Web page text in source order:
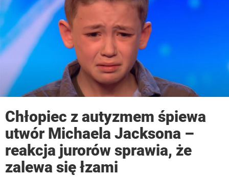
Chłopiec z autyzmem śpiewa
utwór Michaela Jacksona –
reakcja jurorów sprawia, że
zalewa się łzami